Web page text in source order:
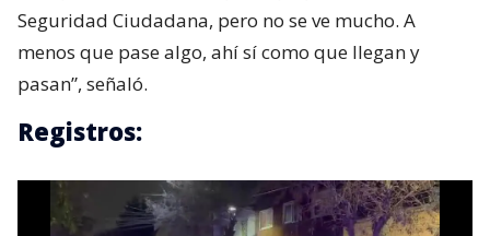
Seguridad Ciudadana, pero no se ve mucho. A
menos que pase algo, ahí sí como que llegan y
pasan”, señaló.
Registros: